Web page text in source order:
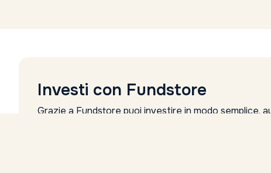
Investi con Fundstore
Grazie a Fundstore puoi investire in modo semplice,